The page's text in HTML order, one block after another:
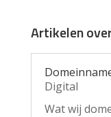
Artikelen
Digital
Wat wij